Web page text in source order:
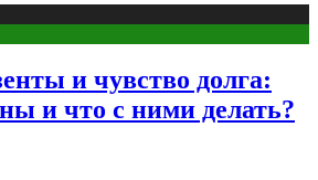
и чувство долга:
и что с ними делать?